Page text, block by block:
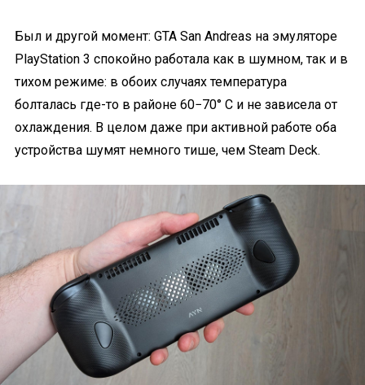
Был и другой момент: GTA San Andreas на эмуляторе
PlayStation 3 спокойно работала как в шумном, так и в
тихом режиме: в обоих случаях температура
болталась где-то в районе 60−70° С и не зависела от
охлаждения. В целом даже при активной работе оба
устройства шумят немного тише, чем Steam Deck.